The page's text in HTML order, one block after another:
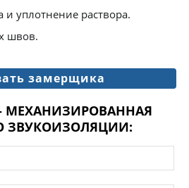
уплотнение раствора.
швов.
замерщика
МЕХАНИЗИРОВАННАЯ
ЗВУКОИЗОЛЯЦИИ: